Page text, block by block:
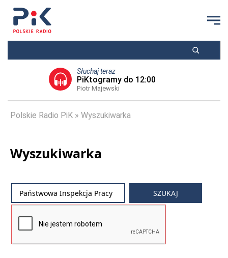
Słuchaj teraz
PiKtogramy do 12:00
Piotr Majewski
Polskie Radio PiK Wyszukiwarka
Wyszukiwarka